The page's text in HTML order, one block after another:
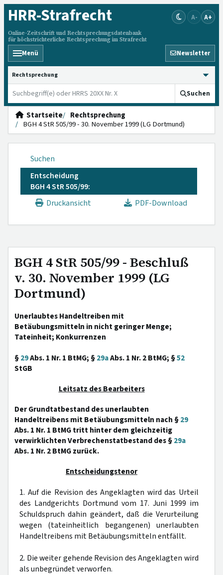
HRR-Strafrecht
Online-Zeitschrift und Rechtsprechungsdatenbank
für höchstrichterliche Rechtsprechung im Strafrecht
A- A+
Menü Newsletter
HRRS durchsuchen
Suchen
Startseite
Rechtsprechung
BGH 4 StR 505/99 - 30. November 1999 (LG Dortmund)
Suchen
Entscheidung
BGH 4 StR 505/99:
Druckansicht
PDF-Download
BGH 4 StR 505/99 - Beschluß
v. 30. November 1999 (LG
Dortmund)
Unerlaubtes Handeltreiben mit
Betäubungsmitteln in nicht geringer Menge;
Tateinheit; Konkurrenzen
§29Abs. 1 Nr. 1 BtMG; §29aAbs. 1 Nr. 2 BtMG; §52
StGB
Leitsatz des Bearbeiters
Der Grundtatbestand des unerlaubten
Handeltreibens mit Betäubungsmitteln nach §29
Abs. 1 Nr. 1 BtMG tritt hinter dem gleichzeitig
verwirklichten Verbrechenstatbestand des §29a
Abs. 1 Nr. 2 BtMG zurück.
Entscheidungstenor
1. Auf die Revision des Angeklagten wird das Urteil
des Landgerichts Dortmund vom 17. Juni 1999 im
Schuldspruch dahin geändert, daß die Verurteilung
wegen (tateinheitlich begangenen) unerlaubten
Handeltreibens mit Betäubungsmitteln entfällt.
2. Die weiter gehende Revision des Angeklagten wird
als unbegründet verworfen.